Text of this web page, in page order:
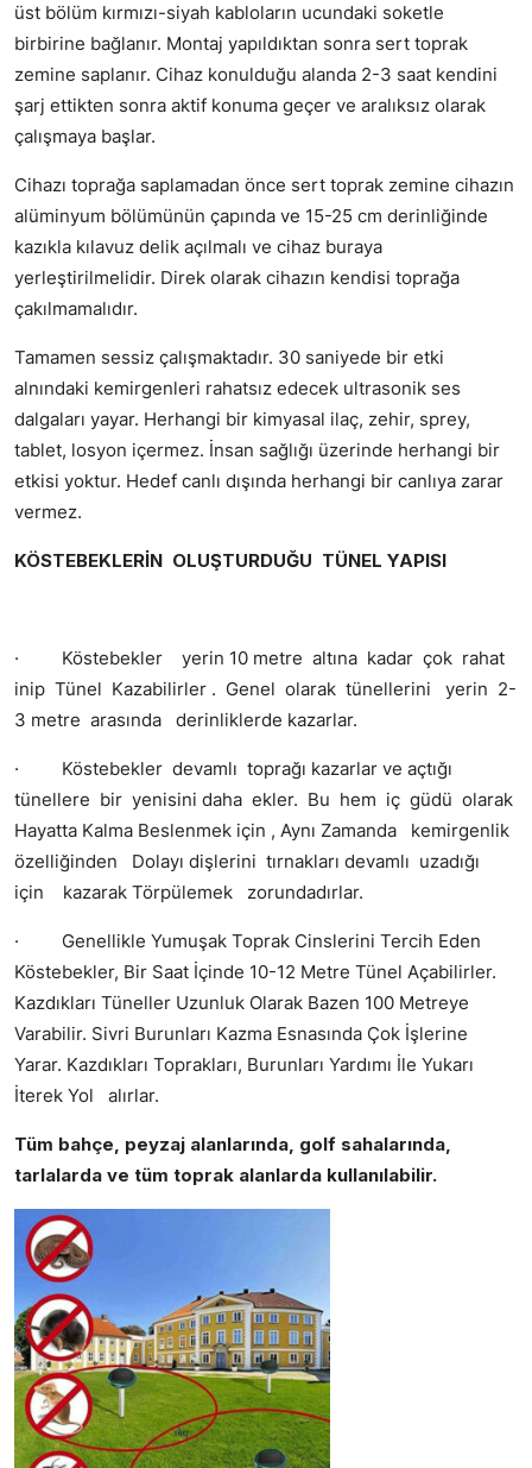
üst bölüm kırmızı-siyah kabloların ucundaki soketle
birbirine bağlanır. Montaj yapıldıktan sonra sert toprak
zemine saplanır. Cihaz konulduğu alanda 2-3 saat kendini
şarj ettikten sonra aktif konuma geçer ve aralıksız olarak
çalışmaya başlar.
Cihazı toprağa saplamadan önce sert toprak zemine cihazın
alüminyum bölümünün çapında ve 15-25 cm derinliğinde
kazıkla kılavuz delik açılmalı ve cihaz buraya
yerleştirilmelidir. Direk olarak cihazın kendisi toprağa
çakılmamalıdır.
Tamamen sessiz çalışmaktadır. 30 saniyede bir etki
alnındaki kemirgenleri rahatsız edecek ultrasonik ses
dalgaları yayar. Herhangi bir kimyasal ilaç, zehir, sprey,
tablet, losyon içermez. İnsan sağlığı üzerinde herhangi bir
etkisi yoktur. Hedef canlı dışında herhangi bir canlıya zarar
vermez.
KÖSTEBEKLERİN OLUŞTURDUĞU TÜNEL YAPISI
· Köstebekler yerin 10 metre altına kadar çok rahat
inip Tünel Kazabilirler . Genel olarak tünellerini yerin 2-
3 metre arasında derinliklerde kazarlar.
· Köstebekler devamlı toprağı kazarlar ve açtığı
tünellere bir yenisini daha ekler. Bu hem iç güdü olarak
Hayatta Kalma Beslenmek için , Aynı Zamanda kemirgenlik
özelliğinden Dolayı dişlerini tırnakları devamlı uzadığı
için kazarak Törpülemek zorundadırlar.
· Genellikle Yumuşak Toprak Cinslerini Tercih Eden
Köstebekler, Bir Saat İçinde 10-12 Metre Tünel Açabilirler.
Kazdıkları Tüneller Uzunluk Olarak Bazen 100 Metreye
Varabilir. Sivri Burunları Kazma Esnasında Çok İşlerine
Yarar. Kazdıkları Toprakları, Burunları Yardımı İle Yukarı
İterek Yol alırlar.
Tüm bahçe, peyzaj alanlarında, golf sahalarında,
tarlalarda ve tüm toprak alanlarda kullanılabilir.